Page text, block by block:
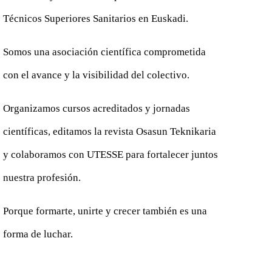
Técnicos Superiores Sanitarios en Euskadi.
Somos una asociación científica comprometida
con el avance y la visibilidad del colectivo.
Organizamos cursos acreditados y jornadas
científicas, editamos la revista Osasun Teknikaria
y colaboramos con UTESSE para fortalecer juntos
nuestra profesión.
Porque formarte, unirte y crecer también es una
forma de luchar.